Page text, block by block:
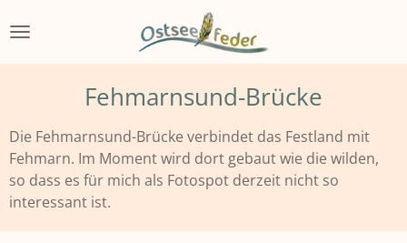
Hauptinhalt
springen
Fehmarnsund-Brücke
Die Fehmarnsund-Brücke verbindet das Festland mit
Fehmarn. Im Moment wird dort gebaut wie die wilden,
so dass es für mich als Fotospot derzeit nicht so
interessant ist.